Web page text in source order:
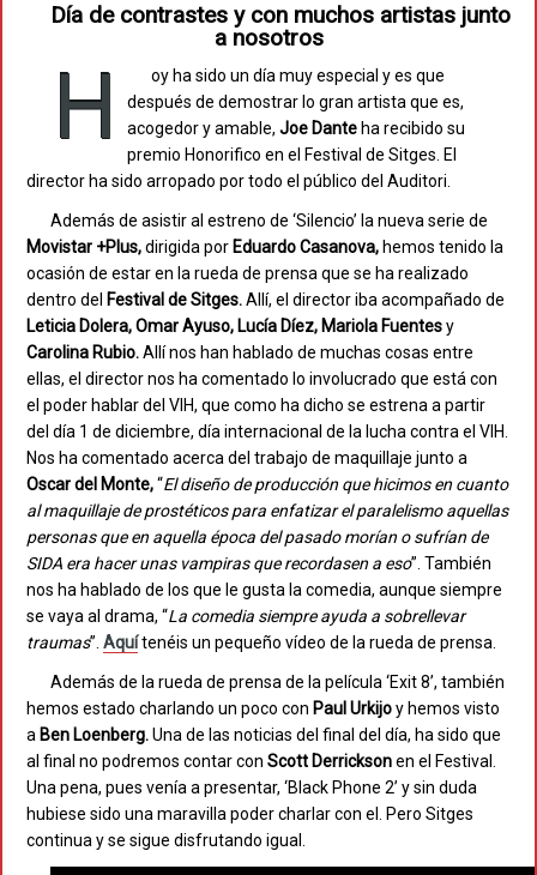
Día de contrastes y con muchos artistas junto
a nosotros
H
oy ha sido un día muy especial y es que
después de demostrar lo gran artista que es,
acogedor y amable, Joe Dante ha recibido su
premio Honorifico en el Festival de Sitges. El
director ha sido arropado por todo el público del Auditori.
Además de asistir al estreno de ‘Silencio’ la nueva serie de
Movistar +Plus,dirigida por Eduardo Casanova, hemos tenido la
ocasión de estar en la rueda de prensa que se ha realizado
dentro del Festival de Sitges.Allí, el director iba acompañado de
Leticia Dolera, Omar Ayuso, Lucía Díez, Mariola Fuentesy
Carolina Rubio.Allí nos han hablado de muchas cosas entre
ellas, el director nos ha comentado lo involucrado que está con
el poder hablar del VIH, que como ha dicho se estrena a partir
del día 1 de diciembre, día internacional de la lucha contra el VIH.
Nos ha comentado acerca del trabajo de maquillaje junto a
Oscar del Monte,“El diseño de producción que hicimos en cuanto
al maquillaje de prostéticos para enfatizar el paralelismo aquellas
personas que en aquella época del pasado morían o sufrían de
SIDA era hacer unas vampiras que recordasen a eso”. También
nos ha hablado de los que le gusta la comedia, aunque siempre
se vaya al drama, “La comedia siempre ayuda a sobrellevar
traumas”. Aquítenéis un pequeño vídeo de la rueda de prensa.
Además de la rueda de prensa de la película ‘Exit 8’, también
hemos estado charlando un poco con Paul Urkijoy hemos visto
a Ben Loenberg.Una de las noticias del final del día, ha sido que
al final no podremos contar con Scott Derricksonen el Festival.
Una pena, pues venía a presentar, ‘Black Phone 2’ y sin duda
hubiese sido una maravilla poder charlar con el. Pero Sitges
continua y se sigue disfrutando igual.